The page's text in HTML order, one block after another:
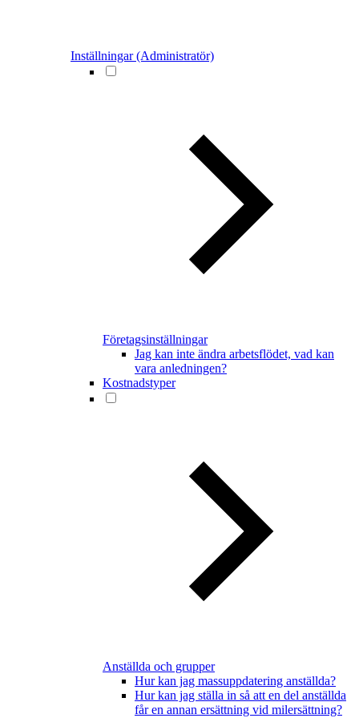
Inställningar (Administratör)
Företagsinställningar
Jag kan inte ändra arbetsflödet, vad kan
vara anledningen?
Kostnadstyper
Anställda och grupper
Hur kan jag massuppdatering anställda?
Hur kan jag ställa in så att en del anställda
får en annan ersättning vid milersättning?